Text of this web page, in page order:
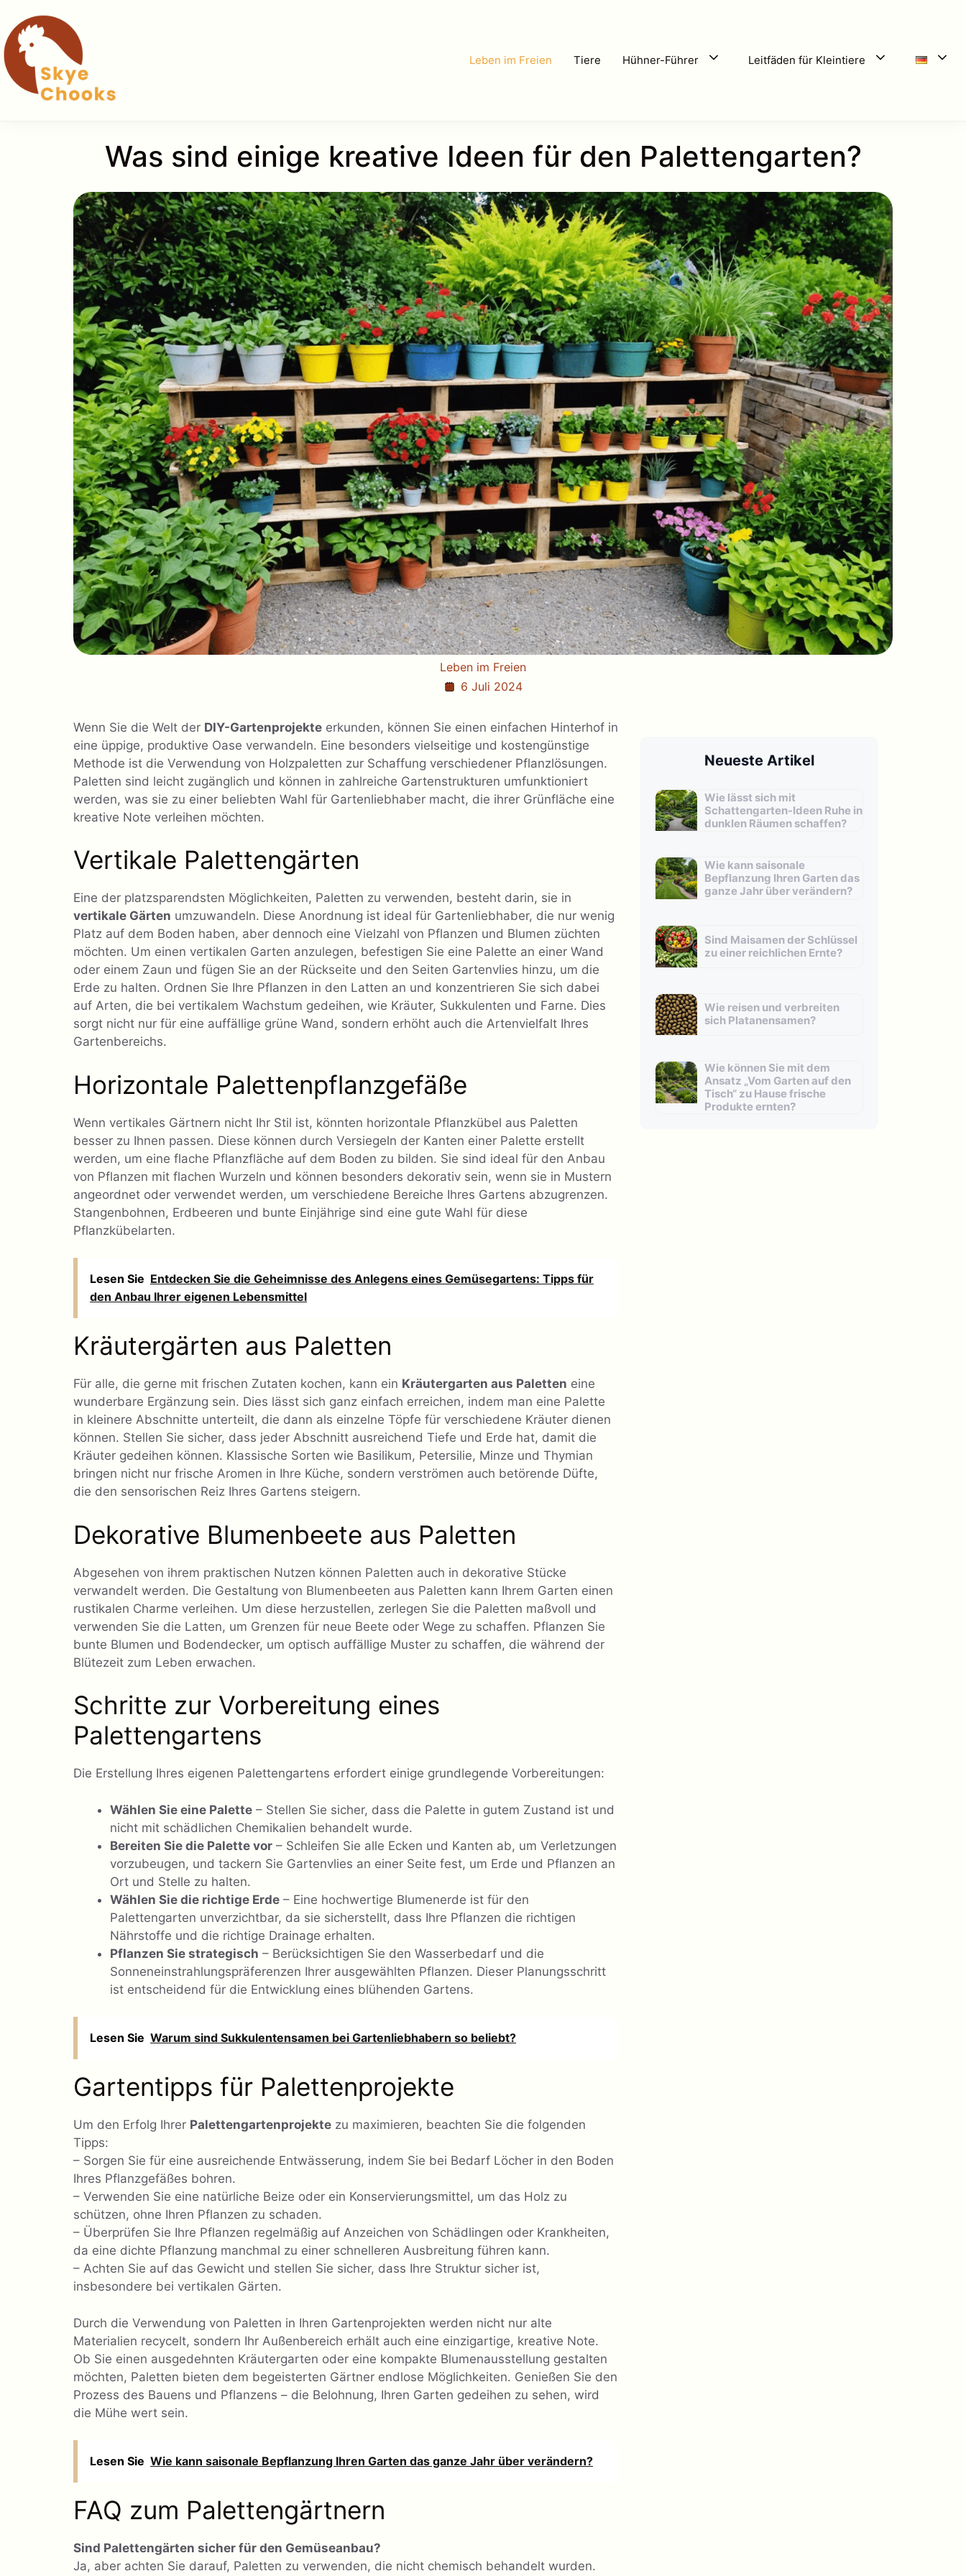
Inhalt
springen
Leben im Freien Tiere Hühner-Führer Leitfäden für Kleintiere
Was sind einige kreative Ideen für den Palettengarten?
Leben im Freien
6 Juli 2024
Wenn Sie die Welt der DIY-Gartenprojekte erkunden, können Sie einen einfachen Hinterhof in
eine üppige, produktive Oase verwandeln. Eine besonders vielseitige und kostengünstige
Methode ist die Verwendung von Holzpaletten zur Schaffung verschiedener Pflanzlösungen.
Paletten sind leicht zugänglich und können in zahlreiche Gartenstrukturen umfunktioniert
werden, was sie zu einer beliebten Wahl für Gartenliebhaber macht, die ihrer Grünfläche eine
kreative Note verleihen möchten.
Vertikale Palettengärten
Eine der platzsparendsten Möglichkeiten, Paletten zu verwenden, besteht darin, sie in
vertikale Gärten umzuwandeln. Diese Anordnung ist ideal für Gartenliebhaber, die nur wenig
Platz auf dem Boden haben, aber dennoch eine Vielzahl von Pflanzen und Blumen züchten
möchten. Um einen vertikalen Garten anzulegen, befestigen Sie eine Palette an einer Wand
oder einem Zaun und fügen Sie an der Rückseite und den Seiten Gartenvlies hinzu, um die
Erde zu halten. Ordnen Sie Ihre Pflanzen in den Latten an und konzentrieren Sie sich dabei
auf Arten, die bei vertikalem Wachstum gedeihen, wie Kräuter, Sukkulenten und Farne. Dies
sorgt nicht nur für eine auffällige grüne Wand, sondern erhöht auch die Artenvielfalt Ihres
Gartenbereichs.
Horizontale Palettenpflanzgefäße
Wenn vertikales Gärtnern nicht Ihr Stil ist, könnten horizontale Pflanzkübel aus Paletten
besser zu Ihnen passen. Diese können durch Versiegeln der Kanten einer Palette erstellt
werden, um eine flache Pflanzfläche auf dem Boden zu bilden. Sie sind ideal für den Anbau
von Pflanzen mit flachen Wurzeln und können besonders dekorativ sein, wenn sie in Mustern
angeordnet oder verwendet werden, um verschiedene Bereiche Ihres Gartens abzugrenzen.
Stangenbohnen, Erdbeeren und bunte Einjährige sind eine gute Wahl für diese
Pflanzkübelarten.
Lesen Sie Entdecken Sie die Geheimnisse des Anlegens eines Gemüsegartens: Tipps für
den Anbau Ihrer eigenen Lebensmittel
Kräutergärten aus Paletten
Für alle, die gerne mit frischen Zutaten kochen, kann ein Kräutergarten aus Paletten eine
wunderbare Ergänzung sein. Dies lässt sich ganz einfach erreichen, indem man eine Palette
in kleinere Abschnitte unterteilt, die dann als einzelne Töpfe für verschiedene Kräuter dienen
können. Stellen Sie sicher, dass jeder Abschnitt ausreichend Tiefe und Erde hat, damit die
Kräuter gedeihen können. Klassische Sorten wie Basilikum, Petersilie, Minze und Thymian
bringen nicht nur frische Aromen in Ihre Küche, sondern verströmen auch betörende Düfte,
die den sensorischen Reiz Ihres Gartens steigern.
Dekorative Blumenbeete aus Paletten
Abgesehen von ihrem praktischen Nutzen können Paletten auch in dekorative Stücke
verwandelt werden. Die Gestaltung von Blumenbeeten aus Paletten kann Ihrem Garten einen
rustikalen Charme verleihen. Um diese herzustellen, zerlegen Sie die Paletten maßvoll und
verwenden Sie die Latten, um Grenzen für neue Beete oder Wege zu schaffen. Pflanzen Sie
bunte Blumen und Bodendecker, um optisch auffällige Muster zu schaffen, die während der
Blütezeit zum Leben erwachen.
Schritte zur Vorbereitung eines
Palettengartens
Die Erstellung Ihres eigenen Palettengartens erfordert einige grundlegende Vorbereitungen:
Wählen Sie eine Palette – Stellen Sie sicher, dass die Palette in gutem Zustand ist und
nicht mit schädlichen Chemikalien behandelt wurde.
Bereiten Sie die Palette vor – Schleifen Sie alle Ecken und Kanten ab, um Verletzungen
vorzubeugen, und tackern Sie Gartenvlies an einer Seite fest, um Erde und Pflanzen an
Ort und Stelle zu halten.
Wählen Sie die richtige Erde – Eine hochwertige Blumenerde ist für den
Palettengarten unverzichtbar, da sie sicherstellt, dass Ihre Pflanzen die richtigen
Nährstoffe und die richtige Drainage erhalten.
Pflanzen Sie strategisch – Berücksichtigen Sie den Wasserbedarf und die
Sonneneinstrahlungspräferenzen Ihrer ausgewählten Pflanzen. Dieser Planungsschritt
ist entscheidend für die Entwicklung eines blühenden Gartens.
Lesen Sie Warum sind Sukkulentensamen bei Gartenliebhabern so beliebt?
Gartentipps für Palettenprojekte
Um den Erfolg Ihrer Palettengartenprojekte zu maximieren, beachten Sie die folgenden
Tipps:
– Sorgen Sie für eine ausreichende Entwässerung, indem Sie bei Bedarf Löcher in den Boden
Ihres Pflanzgefäßes bohren.
– Verwenden Sie eine natürliche Beize oder ein Konservierungsmittel, um das Holz zu
schützen, ohne Ihren Pflanzen zu schaden.
– Überprüfen Sie Ihre Pflanzen regelmäßig auf Anzeichen von Schädlingen oder Krankheiten,
da eine dichte Pflanzung manchmal zu einer schnelleren Ausbreitung führen kann.
– Achten Sie auf das Gewicht und stellen Sie sicher, dass Ihre Struktur sicher ist,
insbesondere bei vertikalen Gärten.
Durch die Verwendung von Paletten in Ihren Gartenprojekten werden nicht nur alte
Materialien recycelt, sondern Ihr Außenbereich erhält auch eine einzigartige, kreative Note.
Ob Sie einen ausgedehnten Kräutergarten oder eine kompakte Blumenausstellung gestalten
möchten, Paletten bieten dem begeisterten Gärtner endlose Möglichkeiten. Genießen Sie den
Prozess des Bauens und Pflanzens – die Belohnung, Ihren Garten gedeihen zu sehen, wird
die Mühe wert sein.
Lesen Sie Wie kann saisonale Bepflanzung Ihren Garten das ganze Jahr über verändern?
FAQ zum Palettengärtnern
Sind Palettengärten sicher für den Gemüseanbau?
Ja, aber achten Sie darauf, Paletten zu verwenden, die nicht chemisch behandelt wurden.
Neueste Artikel
Wie lässt sich mit
Schattengarten-Ideen Ruhe in
dunklen Räumen schaffen?
Wie kann saisonale
Bepflanzung Ihren Garten das
ganze Jahr über verändern?
Sind Maisamen der Schlüssel
zu einer reichlichen Ernte?
Wie reisen und verbreiten
sich Platanensamen?
Wie können Sie mit dem
Ansatz „Vom Garten auf den
Tisch“ zu Hause frische
Produkte ernten?